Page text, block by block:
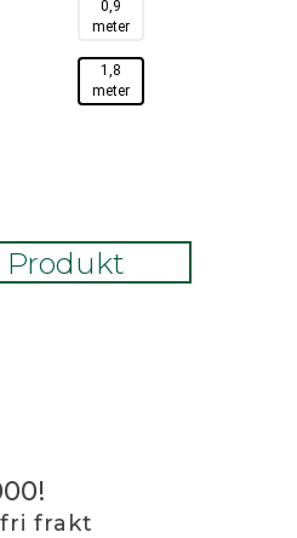
0,9
meter
1,8
meter
Produkt
frakt